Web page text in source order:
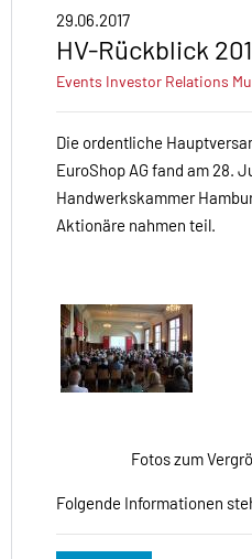
29.06.2017
HV-Rückblick
Events Investor Relations
Die ordentliche
EuroShop AG fand am 28.
Handwerkskammer
Aktionäre nahmen teil.
Fotos zum
Folgende Informationen